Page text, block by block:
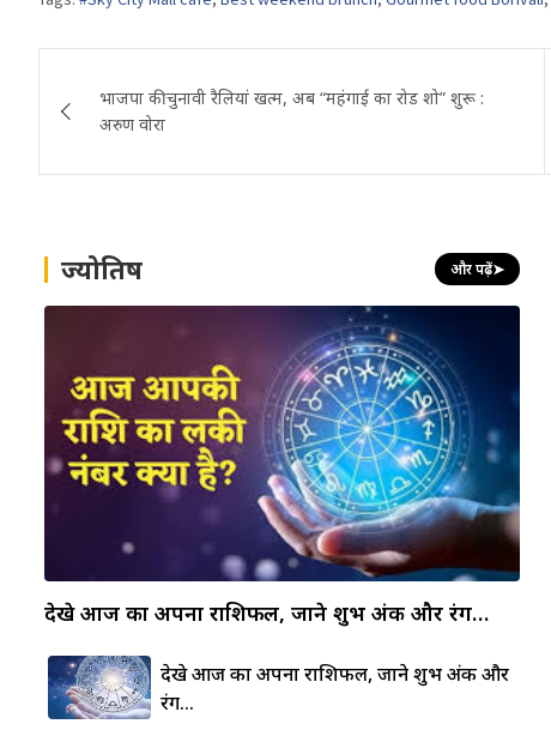
navigation
भाजपा की चुनावी रैलियां खत्म, अब “महंगाई का रोड शो” शुरू :
अरुण वोरा
ज्योतिष और पढ़ें➤
देखे आज का अपना राशिफल, जाने शुभ अंक और रंग…
देखे आज का अपना राशिफल, जाने शुभ अंक और
रंग…